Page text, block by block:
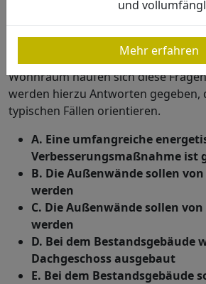
zum Umgang mit den
gestellt. Insbesondere in Bezug zu
des Bauteilverfahrens, zum Einsatz
Innendämmungen oder der
Wohnraum häufen sich diese
werden hierzu Antworten gegeben,
typischen Fällen orientieren.
A. Eine umfangreiche
Verbesserungsmaßnahme ist
B. Die Außenwände sollen
werden
C. Die Außenwände sollen
werden
D. Bei dem Bestandsgebäude
Dachgeschoss ausgebaut
E. Bei dem Bestandsgebäude
und
Mehr erfahren